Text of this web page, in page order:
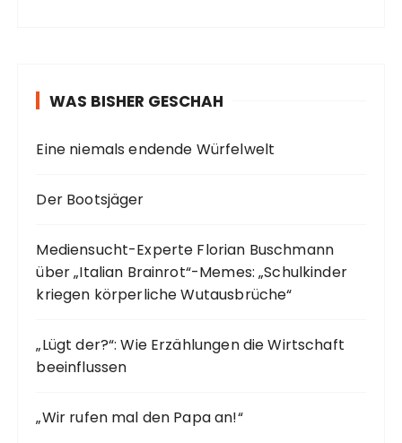
WAS BISHER GESCHAH
Eine niemals endende Würfelwelt
Der Bootsjäger
Mediensucht-Experte Florian Buschmann
über „Italian Brainrot“-Memes: „Schulkinder
kriegen körperliche Wutausbrüche“
„Lügt der?“: Wie Erzählungen die Wirtschaft
beeinflussen
„Wir rufen mal den Papa an!“